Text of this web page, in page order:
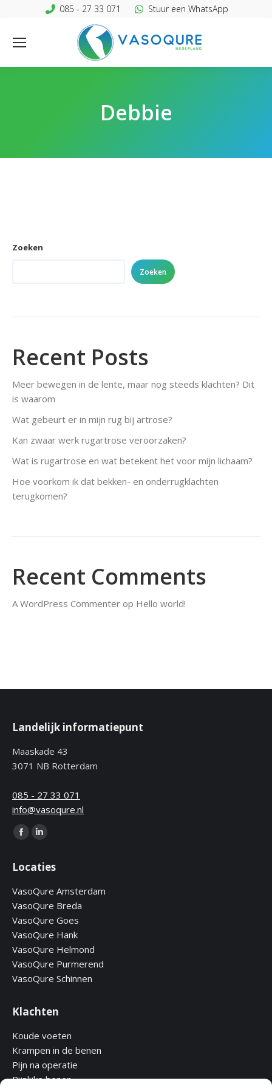
085 - 27 33 071 Stuur een WhatsApp
Debbie
Zoeken
Zoeken
Recent Posts
Meer bewegen in de lente, maar nog steeds klachten? Dit
is waarom
Wat gebeurt er in mijn rug bij artrose?
Kan zwaar werk rugartrose veroorzaken?
Wat is rugartrose en wat betekent het voor mijn lichaam?
Hoe voorkom ik dat bekken- en onderrugklachten
terugkomen?
Recent Comments
A WordPress Commenter op Hello world!
Landelijk informatiepunt
Maaskade 43
3071 NB Rotterdam
085 - 27 33 071
info@vasoqure.nl
Find us on:
Facebook
opens
new
window
Linkedin
opens
in
new
window
Locaties
VasoQure Amsterdam
VasoQure Breda
VasoQure Goes
VasoQure Hank
VasoQure Helmond
VasoQure Purmerend
VasoQure Schinnen
Klachten
Koude voeten
Krampen in de benen
Pijn na operatie
Pijnlijke benen